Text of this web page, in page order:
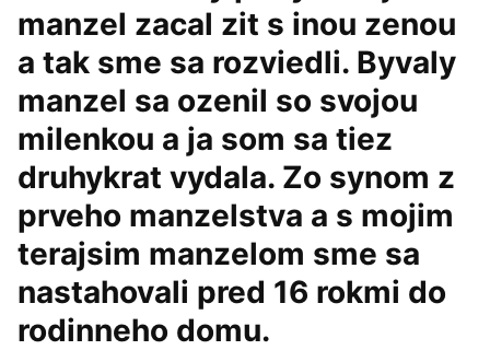
manzel zacal zit s inou zenou
a tak sme sa rozviedli. Byvaly
manzel sa ozenil so svojou
milenkou a ja som sa tiez
druhykrat vydala. Zo synom z
prveho manzelstva a s mojim
terajsim manzelom sme sa
nastahovali pred 16 rokmi do
rodinneho domu.